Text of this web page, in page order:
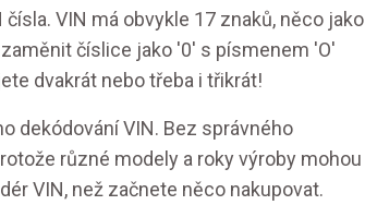
VIN má obvykle 17 znaků, něco jako
číslice jako '0' s písmenem 'O'
dvakrát nebo třeba i třikrát!
dekódování VIN. Bez správného
různé modely a roky výroby mohou
VIN, než začnete něco nakupovat.